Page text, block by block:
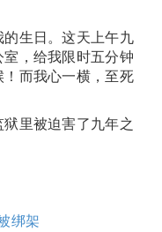
生日。这天上午九
，给我限时五分钟
而我心一横，至死
里被迫害了九年之
绑架